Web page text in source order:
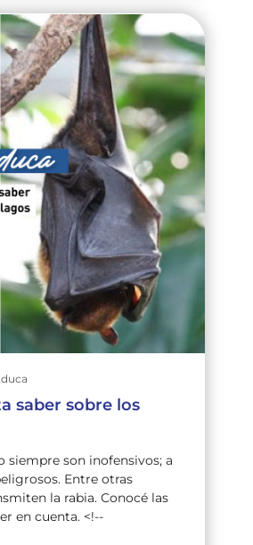
saber sobre los
siempre son inofensivos; a
Entre otras
la rabia. Conocé las
en cuenta. <!--